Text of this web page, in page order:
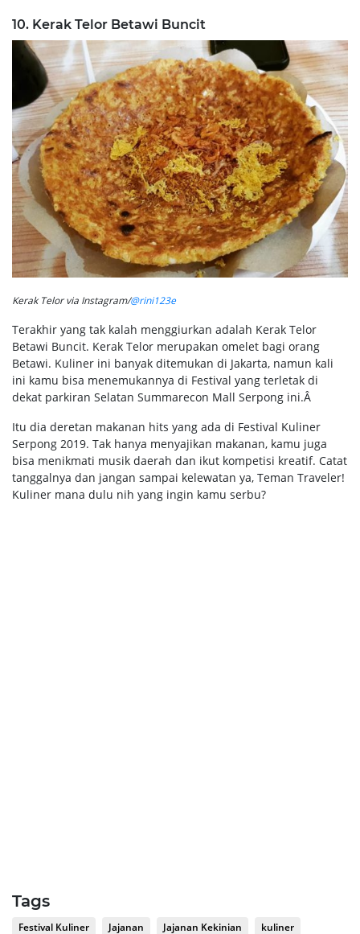
10. Kerak Telor Betawi Buncit
Kerak Telor via Instagram/@rini123e
Terakhir yang tak kalah menggiurkan adalah Kerak Telor
Betawi Buncit. Kerak Telor merupakan omelet bagi orang
Betawi. Kuliner ini banyak ditemukan di Jakarta, namun kali
ini kamu bisa menemukannya di Festival yang terletak di
dekat parkiran Selatan Summarecon Mall Serpong ini.Â
Itu dia deretan makanan hits yang ada di Festival Kuliner
Serpong 2019. Tak hanya menyajikan makanan, kamu juga
bisa menikmati musik daerah dan ikut kompetisi kreatif. Catat
tanggalnya dan jangan sampai kelewatan ya, Teman Traveler!
Kuliner mana dulu nih yang ingin kamu serbu?
Tags
Festival Kuliner Jajanan Jajanan Kekinian kuliner